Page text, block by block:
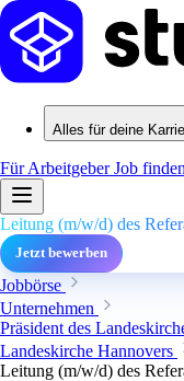
Alles für deine
Für ArbeitgeberJob finden
Leitung (m/w/d) des
Jetzt bewerben
Jobbörse
Unternehmen
Präsident des
Landeskirche Hannovers
Leitung (m/w/d) des